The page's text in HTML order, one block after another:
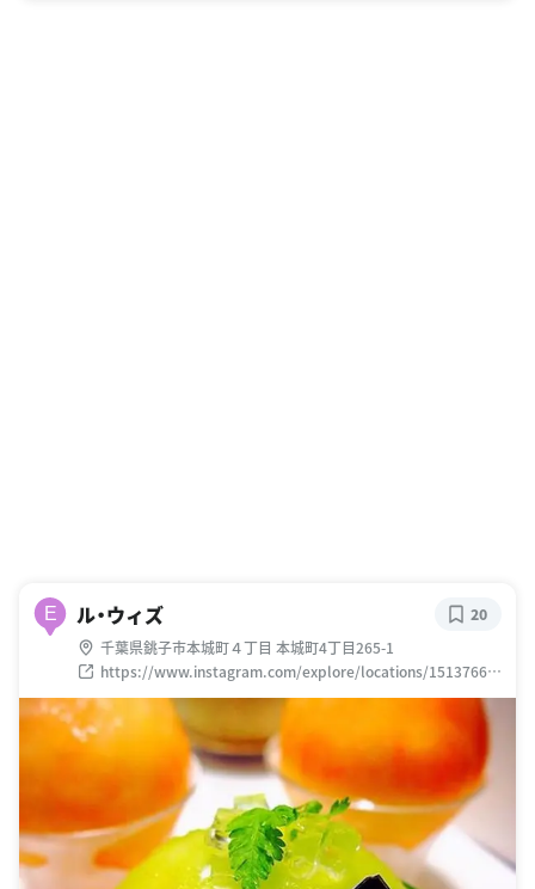
E ル・ウィズ
千葉県銚子市本城町４丁目 本城町4丁目265-1
https://www.instagram.com/explore/locations/15137663
35321070
20